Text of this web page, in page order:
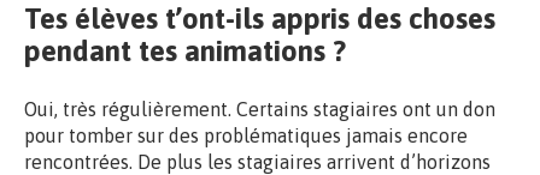
Tes élèves t’ont-ils appris des choses
pendant tes animations ?
Oui, très régulièrement. Certains stagiaires ont un don
pour tomber sur des problématiques jamais encore
rencontrées. De plus les stagiaires arrivent d’horizons